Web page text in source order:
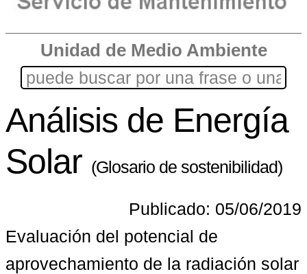
Unidad de Medio Ambiente
Análisis de Energía
Solar (Glosario de sostenibilidad)
Publicado: 05/06/2019
Evaluación del potencial de
aprovechamiento de la radiación solar